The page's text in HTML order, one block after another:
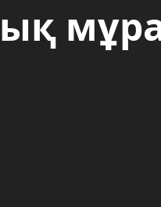
мұра